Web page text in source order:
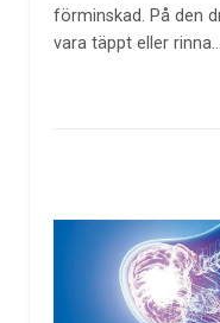
förminskad. På den
vara täppt eller rinna…